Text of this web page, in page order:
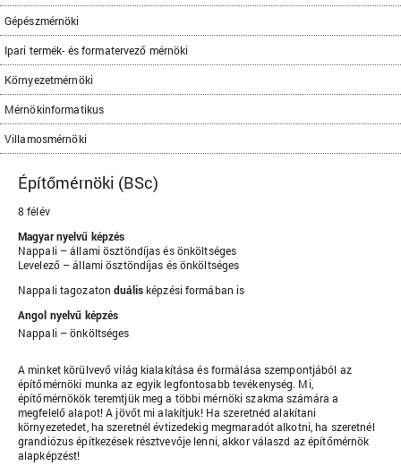
Gépészmérnöki
Ipari termék- és formatervező mérnöki
Környezetmérnöki
Mérnökinformatikus
Villamosmérnöki
Építőmérnöki (BSc)
8 félév
Magyar nyelvű képzés
Nappali – állami ösztöndíjas és önköltséges
Levelező – állami ösztöndíjas és önköltséges
Nappali tagozatonduálisképzési formában is
Angol nyelvű képzés
Nappali – önköltséges
A minket körülvevő világ kialakítása és formálása szempontjából az
építőmérnöki munka az egyik legfontosabb tevékenység. Mi,
építőmérnökök teremtjük meg a többi mérnöki szakma számára a
megfelelő alapot! A jövőt mi alakítjuk! Ha szeretnéd alakítani
környezetedet, ha szeretnél évtizedekig megmaradót alkotni, ha szeretnél
grandiózus építkezések résztvevője lenni, akkor válaszd az építőmérnök
alapképzést!